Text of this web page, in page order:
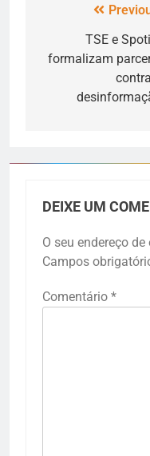
TSE e
formalizam
DEIXE UM
O seu endereço
Campos
Comentário *